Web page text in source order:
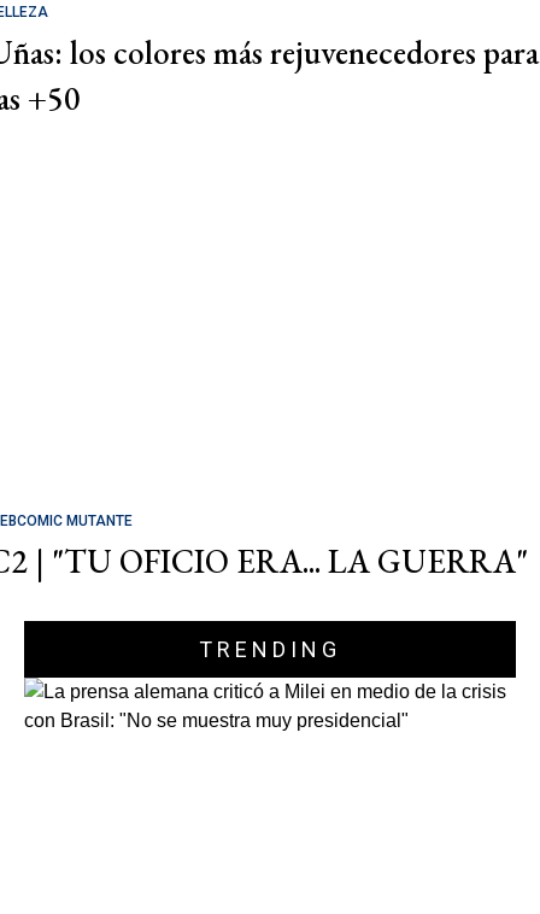
los colores más rejuvenecedores para
+50
MUTANTE
| "TU OFICIO ERA... LA GUERRA"
TRENDING